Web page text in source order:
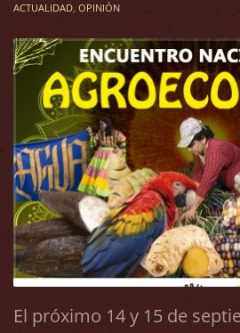
ACTUALIDAD, OPINIÓN
El próximo 14 y 15 de